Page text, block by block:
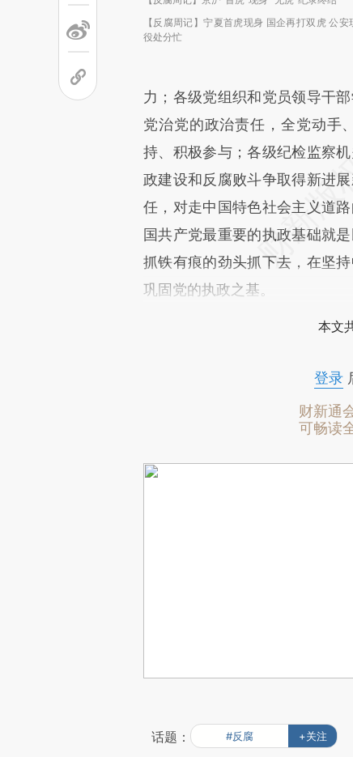
【反腐周记】宁夏首虎现身 国企再打双虎 公安
役处分忙
力；各级党组织和党员领导干
党治党的政治责任，全党动手
持、积极参与；各级纪检监察
政建设和反腐败斗争取得新进
任，对走中国特色社会主义道
国共产党最重要的执政基础就
抓铁有痕的劲头抓下去，在坚
巩固党的执政之基。
本文
登录
财新通
可畅读
话题： #反腐 +关注